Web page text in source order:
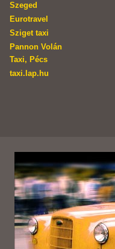
Szeged
Eurotravel
Sziget taxi
Pannon Volán
Taxi, Pécs
taxi.lap.hu